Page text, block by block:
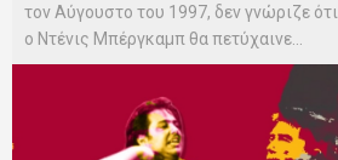
τον Αύγουστο του 1997, δεν γνώριζε ότι
ο Ντένις Μπέργκαμπ θα πετύχαινε...